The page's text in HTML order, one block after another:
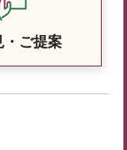
・ご提案